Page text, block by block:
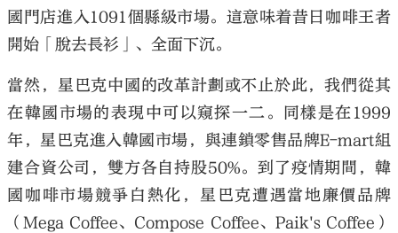
國門店進入1091個縣級市場。這意味着昔日咖啡王者
開始「脫去長衫」、全面下沉。
當然，星巴克中國的改革計劃或不止於此，我們從其
在韓國市場的表現中可以窺探一二。同樣是在1999
年，星巴克進入韓國市場，與連鎖零售品牌E-mart組
建合資公司，雙方各自持股50%。到了疫情期間，韓
國咖啡市場競爭白熱化，星巴克遭遇當地廉價品牌
（Mega Coffee、Compose Coffee、Paik's Coffee）